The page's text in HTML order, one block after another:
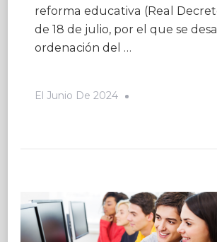
reforma educativa (Real
de 18 de julio, por el que se
ordenación del …
El Junio De 2024